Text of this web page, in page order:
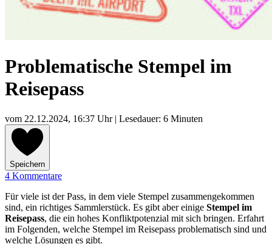
Problematische Stempel im
Reisepass
vom 22.12.2024, 16:37 Uhr| Lesedauer: 6 Minuten
Speichern
4 Kommentare
Für viele ist der Pass, in dem viele Stempel zusammengekommen
sind, ein richtiges Sammlerstück. Es gibt aber einige Stempel im
Reisepass, die ein hohes Konfliktpotenzial mit sich bringen. Erfahrt
im Folgenden, welche Stempel im Reisepass problematisch sind und
welche Lösungen es gibt.